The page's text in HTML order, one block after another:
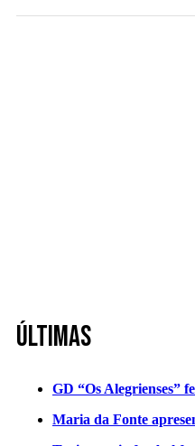
Últimas
GD “Os Alegrienses”
Maria da Fonte